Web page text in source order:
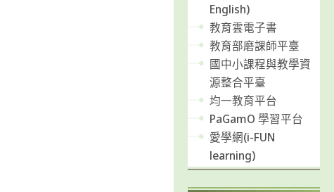
English)
教育雲電子書
教育部磨課師平臺
國中小課程與教學資
源整合平臺
均一教育平台
PaGamO 學習平台
愛學網(i-FUN
learning)